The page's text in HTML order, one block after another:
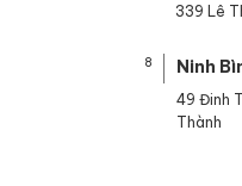
339 Lê
8 Ninh
49 Đinh
Thành